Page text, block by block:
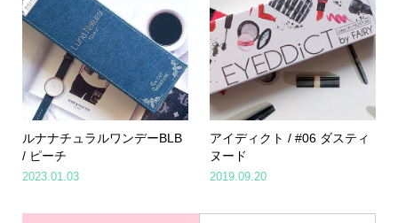
ルナナチュラルワンデーBLB
/ ピーチ
2023.01.03
アイディクト / #06 ダスティ
ヌード
2019.09.20